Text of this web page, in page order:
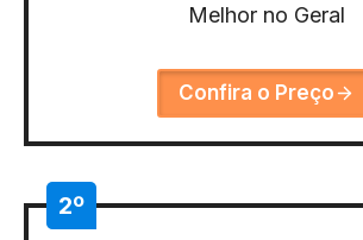
Melhor no Geral
Confira o Preço
2º